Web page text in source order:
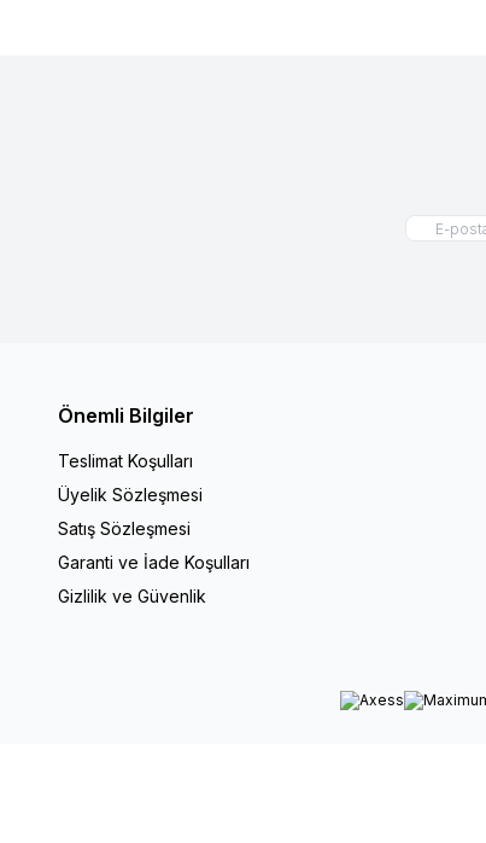
Önemli Bilgiler
Teslimat Koşulları
Üyelik Sözleşmesi
Satış Sözleşmesi
Garanti ve İade Koşulları
Gizlilik ve Güvenlik